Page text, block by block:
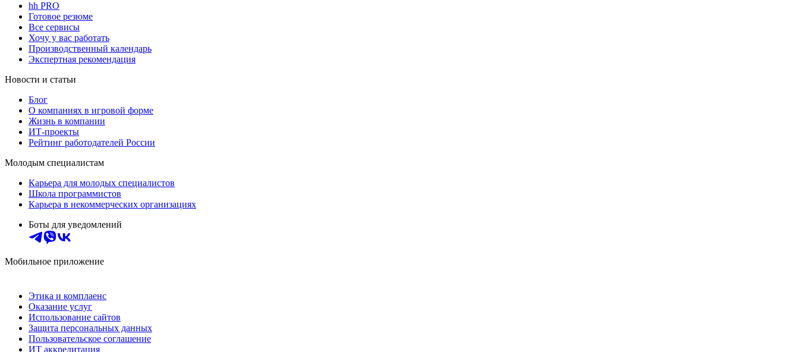
hh PRO
Готовое резюме
Все сервисы
Хочу у вас работать
Производственный календарь
Экспертная рекомендация
Новости и статьи
Блог
О компаниях в игровой форме
Жизнь в компании
ИТ-проекты
Рейтинг работодателей России
Молодым специалистам
Карьера для молодых специалистов
Школа программистов
Карьера в некоммерческих организациях
Боты для уведомлений
Мобильное приложение
Этика и комплаенс
Оказание услуг
Использование сайтов
Защита персональных данных
Пользовательское соглашение
ИТ аккредитация